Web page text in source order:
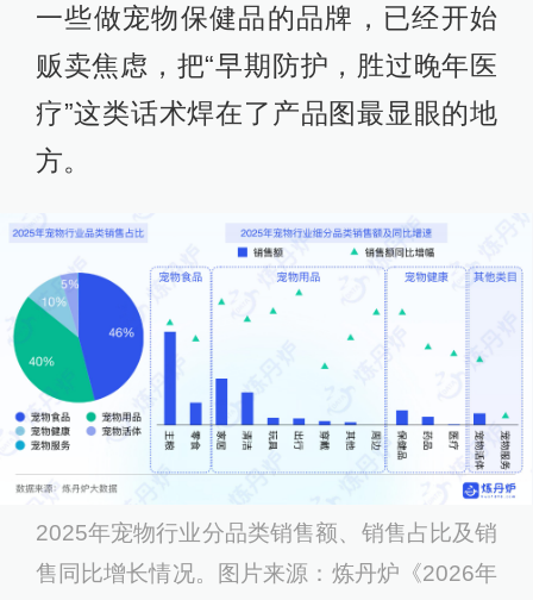
一些做宠物保健品的品牌，已经开始
贩卖焦虑，把“早期防护，胜过晚年医
疗”这类话术焊在了产品图最显眼的地
方。
2025年宠物行业分品类销售额、销售占比及销
售同比增长情况。图片来源：炼丹炉《2026年